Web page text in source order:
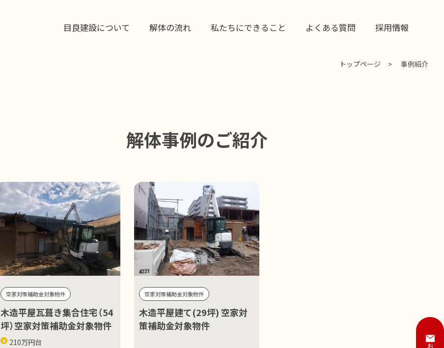
目良建設について 解体の流れ 私たちにできること よくある質問 採用情報
トップページ 事例紹介
解体事例のご紹介
空家対策補助金対象物件
木造平屋瓦葺き集合住宅（54
坪）空家対策補助金対象物件
210万円台
空家対策補助金対象物件
木造平屋建て(29坪) 空家対
策補助金対象物件